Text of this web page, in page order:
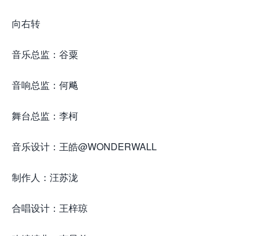
向右转
音乐总监：谷粟
音响总监：何飚
舞台总监：李柯
音乐设计：王皓@WONDERWALL
制作人：汪苏泷
合唱设计：王梓琼